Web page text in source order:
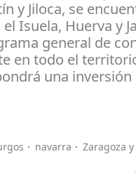
y Jiloca, se
Isuela, Huerva y
general de
en todo el
una inversión
navarra Zaragoza